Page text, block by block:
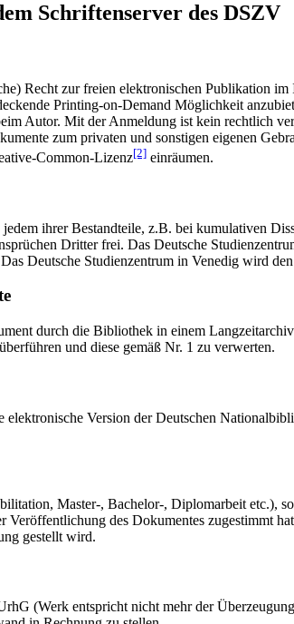
Schriftenserver des DSZV
Recht zur freien elektronischen Publikation
Printing-on-Demand Möglichkeit
Autor. Mit der Anmeldung ist kein rechtlich
zum privaten und sonstigen eigenen
Common-Lizenz[2] einräumen.
ihrer Bestandteile, z.B. bei kumulativen
Dritter frei. Das Deutsche
Deutsche Studienzentrum in Venedig wird
durch die Bibliothek in einem
und diese gemäß Nr. 1 zu verwerten.
Version der Deutschen
Master-, Bachelor-, Diplomarbeit etc.),
Veröffentlichung des Dokumentes zugestimmt
gestellt wird.
(Werk entspricht nicht mehr der